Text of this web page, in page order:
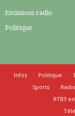
Emissions radio
Politique
Infos Politique
Sports
Radio
RTB3